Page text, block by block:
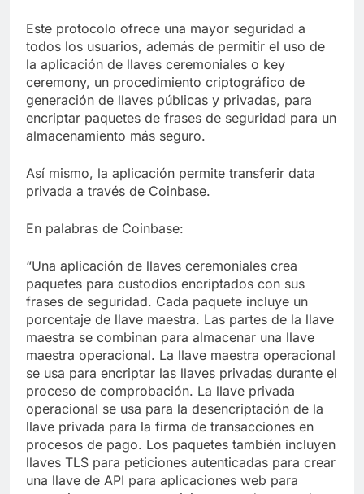
Este protocolo ofrece una mayor seguridad a
todos los usuarios, además de permitir el uso de
la aplicación de llaves ceremoniales o key
ceremony, un procedimiento criptográfico de
generación de llaves públicas y privadas, para
encriptar paquetes de frases de seguridad para un
almacenamiento más seguro.
Así mismo, la aplicación permite transferir data
privada a través de Coinbase.
En palabras de Coinbase:
“Una aplicación de llaves ceremoniales crea
paquetes para custodios encriptados con sus
frases de seguridad. Cada paquete incluye un
porcentaje de llave maestra. Las partes de la llave
maestra se combinan para almacenar una llave
maestra operacional. La llave maestra operacional
se usa para encriptar las llaves privadas durante el
proceso de comprobación. La llave privada
operacional se usa para la desencriptación de la
llave privada para la firma de transacciones en
procesos de pago. Los paquetes también incluyen
llaves TLS para peticiones autenticadas para crear
una llave de API para aplicaciones web para